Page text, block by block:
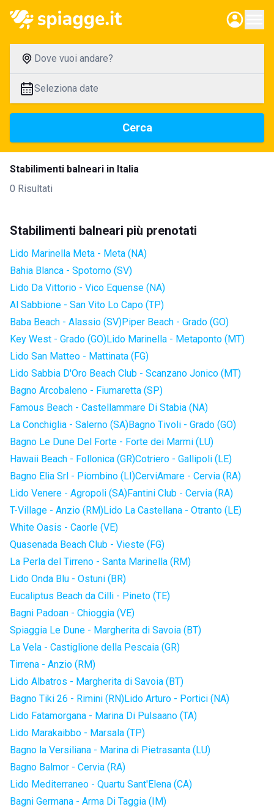
Dove vuoi andare?
Seleziona date
Cerca
Stabilimenti balneari in Italia
0 Risultati
Stabilimenti balneari più prenotati
Lido Marinella Meta - Meta (NA)
Bahia Blanca - Spotorno (SV)
Lido Da Vittorio - Vico Equense (NA)
Al Sabbione - San Vito Lo Capo (TP)
Baba Beach - Alassio (SV)Piper Beach - Grado (GO)
Key West - Grado (GO)Lido Marinella - Metaponto (MT)
Lido San Matteo - Mattinata (FG)
Lido Sabbia D'Oro Beach Club - Scanzano Jonico (MT)
Bagno Arcobaleno - Fiumaretta (SP)
Famous Beach - Castellammare Di Stabia (NA)
La Conchiglia - Salerno (SA)Bagno Tivoli - Grado (GO)
Bagno Le Dune Del Forte - Forte dei Marmi (LU)
Hawaii Beach - Follonica (GR)Cotriero - Gallipoli (LE)
Bagno Elia Srl - Piombino (LI)CerviAmare - Cervia (RA)
Lido Venere - Agropoli (SA)Fantini Club - Cervia (RA)
T-Village - Anzio (RM)Lido La Castellana - Otranto (LE)
White Oasis - Caorle (VE)
Quasenada Beach Club - Vieste (FG)
La Perla del Tirreno - Santa Marinella (RM)
Lido Onda Blu - Ostuni (BR)
Eucaliptus Beach da Cilli - Pineto (TE)
Bagni Padoan - Chioggia (VE)
Spiaggia Le Dune - Margherita di Savoia (BT)
La Vela - Castiglione della Pescaia (GR)
Tirrena - Anzio (RM)
Lido Albatros - Margherita di Savoia (BT)
Bagno Tiki 26 - Rimini (RN)Lido Arturo - Portici (NA)
Lido Fatamorgana - Marina Di Pulsaano (TA)
Lido Marakaibbo - Marsala (TP)
Bagno la Versiliana - Marina di Pietrasanta (LU)
Bagno Balmor - Cervia (RA)
Lido Mediterraneo - Quartu Sant'Elena (CA)
Bagni Germana - Arma Di Taggia (IM)